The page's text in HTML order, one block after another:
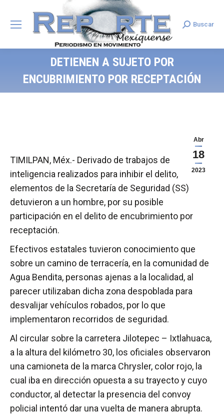
Search:
Buscar
DETIENEN A SUJETO POR
ENCUBRIMIENTO POR RECEPTACIÓN
Abr
18
2023
TIMILPAN, Méx.- Derivado de trabajos de
inteligencia realizados para inhibir el delito,
elementos de la Secretaría de Seguridad (SS)
detuvieron a un hombre, por su posible
participación en el delito de encubrimiento por
receptación.
Efectivos estatales tuvieron conocimiento que
sobre un camino de terracería, en la comunidad de
Agua Bendita, personas ajenas a la localidad, al
parecer utilizaban dicha zona despoblada para
desvalijar vehículos robados, por lo que
implementaron recorridos de seguridad.
Al circular sobre la carretera Jilotepec – Ixtlahuaca,
a la altura del kilómetro 30, los oficiales observaron
una camioneta de la marca Chrysler, color rojo, la
cual iba en dirección opuesta a su trayecto y cuyo
conductor, al detectar la presencia del convoy
policial intentó dar una vuelta de manera abrupta.